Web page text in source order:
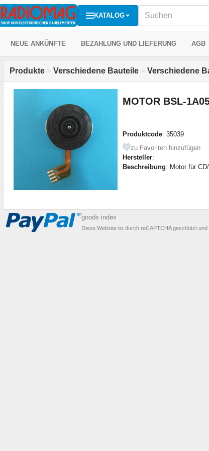
KATALOG
NEUE ANKÜNFTE BEZAHLUNG UND LIEFERUNG AGB
Produkte > Verschiedene Bauteile > Verschiedene
MOTOR BSL-
Produktcode: 35039
zu Favoriten hinzufügen
Hersteller:
Beschreibung: Motor für
goods index
Diese Website ist durch reCAPTCHA geschützt und